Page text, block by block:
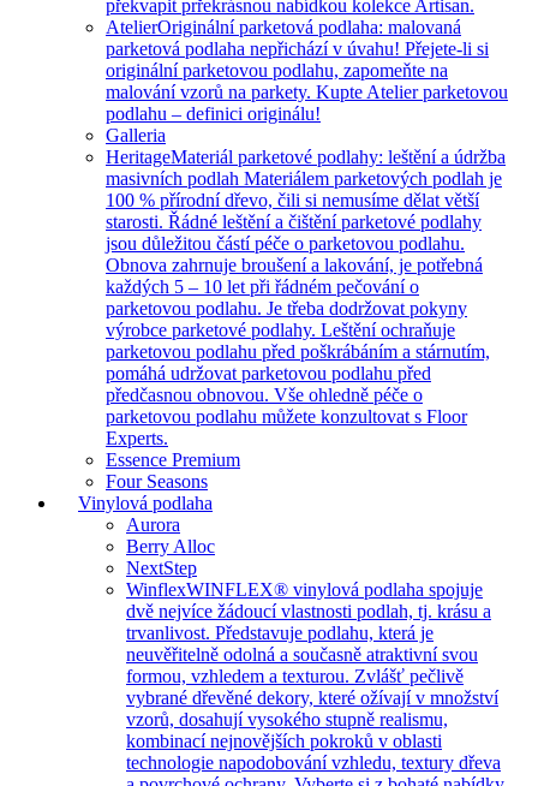
překvapit prřekrásnou nabídkou kolekce Artisan.
AtelierOriginální parketová podlaha: malovaná
parketová podlaha nepřichází v úvahu! Přejete-li si
originální parketovou podlahu, zapomeňte na
malování vzorů na parkety. Kupte Atelier parketovou
podlahu – definici originálu!
Galleria
HeritageMateriál parketové podlahy: leštění a údržba
masivních podlah Materiálem parketových podlah je
100 % přírodní dřevo, čili si nemusíme dělat větší
starosti. Řádné leštění a čištění parketové podlahy
jsou důležitou částí péče o parketovou podlahu.
Obnova zahrnuje broušení a lakování, je potřebná
každých 5 – 10 let při řádném pečování o
parketovou podlahu. Je třeba dodržovat pokyny
výrobce parketové podlahy. Leštění ochraňuje
parketovou podlahu před poškrábáním a stárnutím,
pomáhá udržovat parketovou podlahu před
předčasnou obnovou. Vše ohledně péče o
parketovou podlahu můžete konzultovat s Floor
Experts.
Essence Premium
Four Seasons
Vinylová podlaha
Aurora
Berry Alloc
NextStep
WinflexWINFLEX® vinylová podlaha spojuje
dvě nejvíce žádoucí vlastnosti podlah, tj. krásu a
trvanlivost. Představuje podlahu, která je
neuvěřitelně odolná a současně atraktivní svou
formou, vzhledem a texturou. Zvlášť pečlivě
vybrané dřevěné dekory, které ožívají v množství
vzorů, dosahují vysokého stupně realismu,
kombinací nejnovějších pokroků v oblasti
technologie napodobování vzhledu, textury dřeva